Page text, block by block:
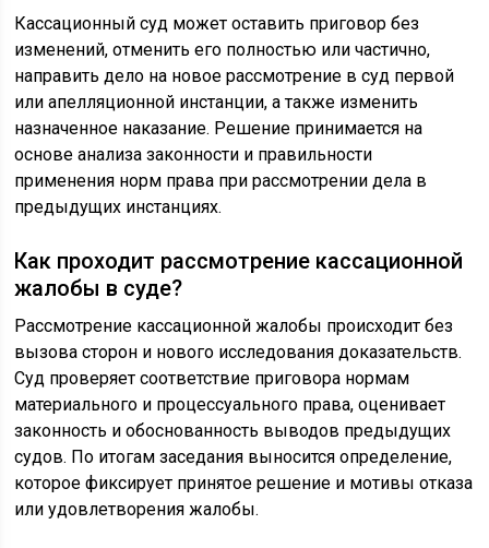
Кассационный суд может оставить приговор без
изменений, отменить его полностью или частично,
направить дело на новое рассмотрение в суд первой
или апелляционной инстанции, а также изменить
назначенное наказание. Решение принимается на
основе анализа законности и правильности
применения норм права при рассмотрении дела в
предыдущих инстанциях.
Как проходит рассмотрение кассационной
жалобы в суде?
Рассмотрение кассационной жалобы происходит без
вызова сторон и нового исследования доказательств.
Суд проверяет соответствие приговора нормам
материального и процессуального права, оценивает
законность и обоснованность выводов предыдущих
судов. По итогам заседания выносится определение,
которое фиксирует принятое решение и мотивы отказа
или удовлетворения жалобы.